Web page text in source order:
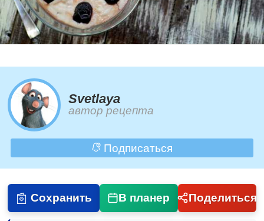
Svetlaya
автор рецепта
Подписаться
Сохранить В планер Поделиться